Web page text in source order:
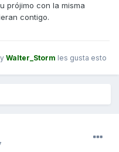
prójimo con la misma
contigo.
y Walter_Storm les gusta esto